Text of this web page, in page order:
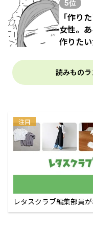
5位
「作り
女性。
作りた
読みもの
注目
レタスクラブ編集部員